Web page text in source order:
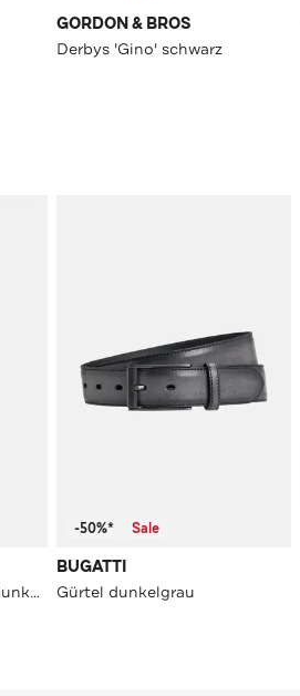
GORDON & BROS
Derbys 'Gino' schwarz
Wollmix-Anzug 'Henry' dunkelblau
-50%* Sale
BUGATTI
Gürtel dunkelgrau